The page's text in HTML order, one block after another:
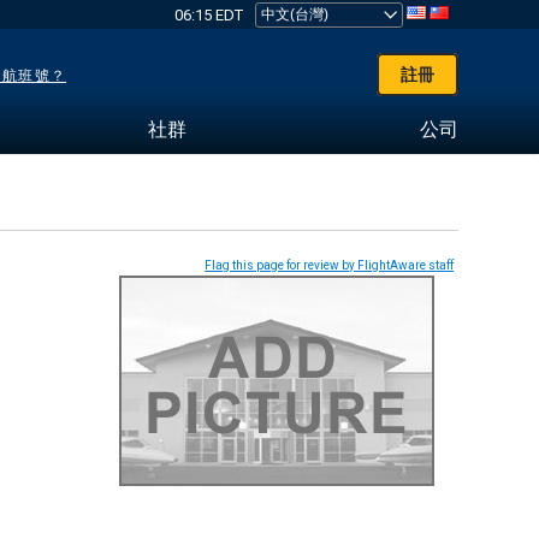
06:15 EDT
班號？ 註冊
社群 公司
Flag this page for review by FlightAware staff